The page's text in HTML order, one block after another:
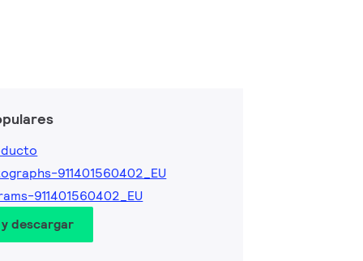
911401560402_EU
911401560402_EU
descargar